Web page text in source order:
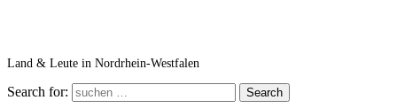
Land & Leute in Nordrhein-Westfalen
Search for: Search